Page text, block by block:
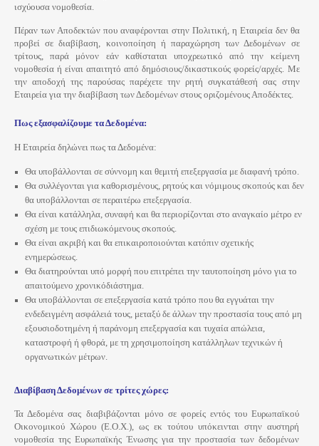
ισχύουσα νομοθεσία.
Πέραν των Αποδεκτών που αναφέρονται στην Πολιτική, η Εταιρεία δεν θα
προβεί σε διαβίβαση, κοινοποίηση ή παραχώρηση των Δεδομένων σε
τρίτους, παρά μόνον εάν καθίσταται υποχρεωτικό από την κείμενη
νομοθεσία ή είναι απαιτητό από δημόσιους/δικαστικούς φορείς/αρχές. Με
την αποδοχή της παρούσας παρέχετε την ρητή συγκατάθεσή σας στην
Εταιρεία για την διαβίβαση των Δεδομένων στους οριζομένους Αποδέκτες.
Πως εξασφαλίζουμε τα Δεδομένα:
Η Εταιρεία δηλώνει πως τα Δεδομένα:
Θα υποβάλλονται σε σύννομη και θεμιτή επεξεργασία με διαφανή τρόπο.
Θα συλλέγονται για καθορισμένους, ρητούς και νόμιμους σκοπούς και δεν
θα υποβάλλονται σε περαιτέρω επεξεργασία.
Θα είναι κατάλληλα, συναφή και θα περιορίζονται στο αναγκαίο μέτρο εν
σχέση με τους επιδιωκόμενους σκοπούς.
Θα είναι ακριβή και θα επικαιροποιούνται κατόπιν σχετικής
ενημερώσεως.
Θα διατηρούνται υπό μορφή που επιτρέπει την ταυτοποίηση μόνο για το
απαιτούμενο χρονικόδιάστημα.
Θα υποβάλλονται σε επεξεργασία κατά τρόπο που θα εγγυάται την
ενδεδειγμένη ασφάλειά τους, μεταξύ δε άλλων την προστασία τους από μη
εξουσιοδοτημένη ή παράνομη επεξεργασία και τυχαία απώλεια,
καταστροφή ή φθορά, με τη χρησιμοποίηση κατάλληλων τεχνικών ή
οργανωτικών μέτρων.
Διαβίβαση Δεδομένων σε τρίτες χώρες:
ΤαΔεδομένα σας διαβιβάζονται μόνο σε φορείς εντός του Ευρωπαϊκού
Οικονομικού Χώρου (Ε.Ο.Χ.), ως εκ τούτου υπόκεινται στην αυστηρή
νομοθεσία της Ευρωπαϊκής Ένωσης για την προστασία των δεδομένων